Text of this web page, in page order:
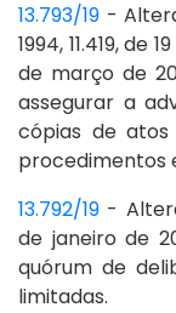
13.793/19 -
1994, 11.419, de
de março de
assegurar a
cópias de
procedimentos
13.792/19 -
de janeiro de
quórum de
limitadas.